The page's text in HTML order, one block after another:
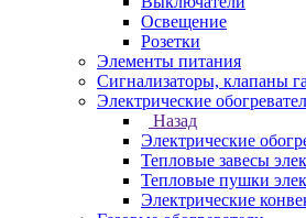
Освещение
Розетки
Элементы питания
Сигнализаторы, клапаны
Электрические
Назад
Электрические
Тепловые завесы
Тепловые пушки
Электрические